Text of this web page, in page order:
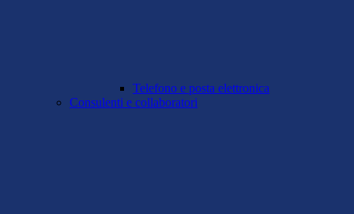
Telefono e posta elettronica
Consulenti e collaboratori